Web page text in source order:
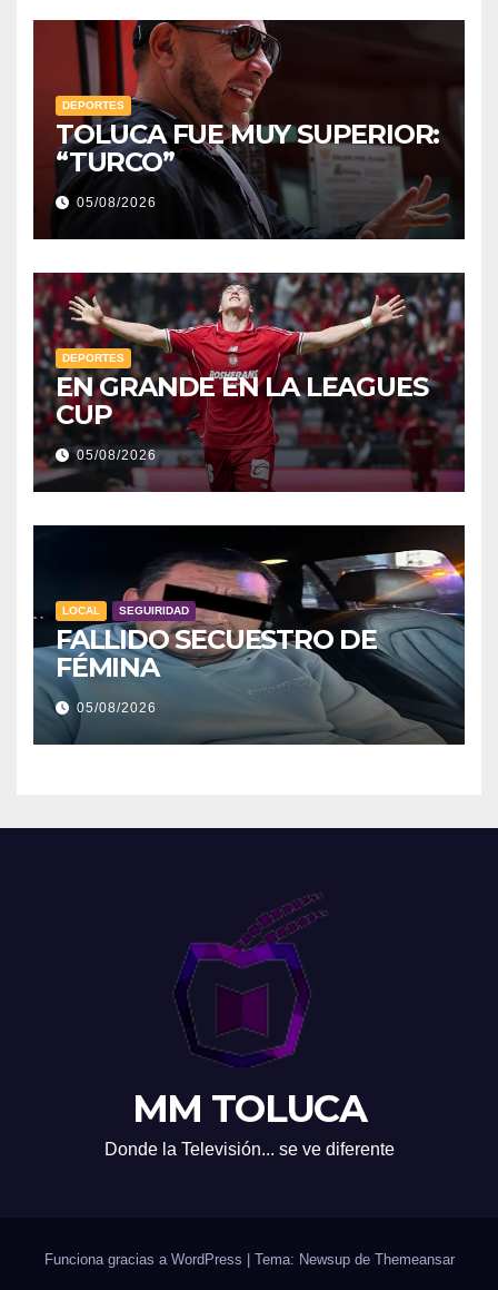
DEPORTES
TOLUCA FUE MUY SUPERIOR:
“TURCO”
05/08/2026
DEPORTES
EN GRANDE EN LA LEAGUES
CUP
05/08/2026
LOCAL SEGUIRIDAD
FALLIDO SECUESTRO DE
FÉMINA
05/08/2026
MM TOLUCA
Donde la Televisión... se ve diferente
Funciona gracias a WordPress Tema: Newsup de Themeansar